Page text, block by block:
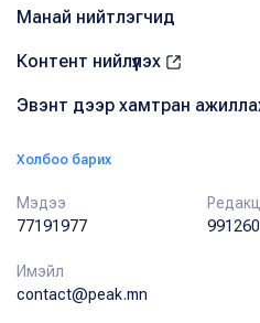
Манай нийтлэгчид
Контент нийлүүлэх
Эвэнт дээр хамтран
Холбоо барих
Мэдээ
77191977
Редакц
Имэйл
contact@peak.mn